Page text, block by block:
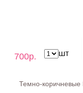
700р. шт
Темно-коричневые